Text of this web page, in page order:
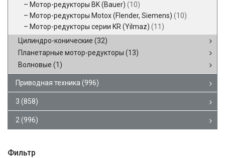
Мотор-редукторы BK (Bauer) (10)
Мотор-редукторы Motox (Flender, Siemens) (10)
Мотор-редукторы серии KR (Yilmaz) (11)
Цилиндро-конические (32)
Планетарные мотор-редукторы (13)
Волновые (1)
Приводная техника (996)
3 (858)
2 (996)
Фильтр